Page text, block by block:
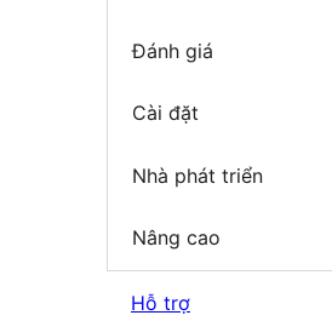
Đánh giá
Cài đặt
Nhà phát triển
Nâng cao
Hỗ trợ